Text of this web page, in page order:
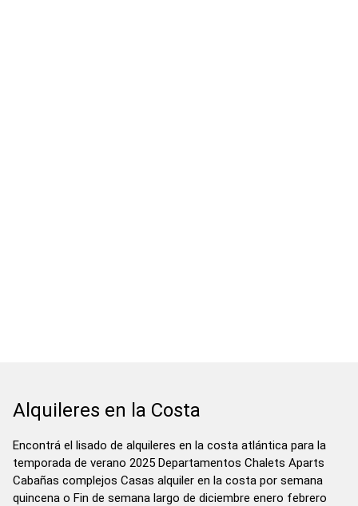
Alquileres en la Costa
Encontrá el lisado de alquileres en la costa atlántica para la
temporada de verano 2025 Departamentos Chalets Aparts
Cabañas complejos Casas alquiler en la costa por semana
quincena o Fin de semana largo de diciembre enero febrero